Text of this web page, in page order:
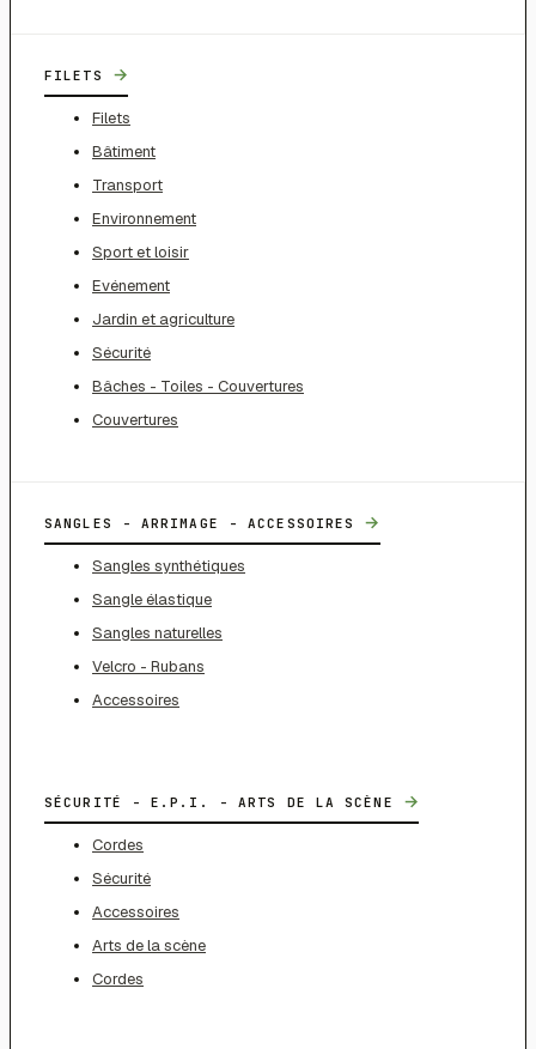
FILETS →
Filets
Bâtiment
Transport
Environnement
Sport et loisir
Evénement
Jardin et agriculture
Sécurité
Bâches - Toiles - Couvertures
Couvertures
SANGLES - ARRIMAGE - ACCESSOIRES →
Sangles synthétiques
Sangle élastique
Sangles naturelles
Velcro - Rubans
Accessoires
SÉCURITÉ - E.P.I. - ARTS DE LA SCÈNE →
Cordes
Sécurité
Accessoires
Arts de la scène
Cordes